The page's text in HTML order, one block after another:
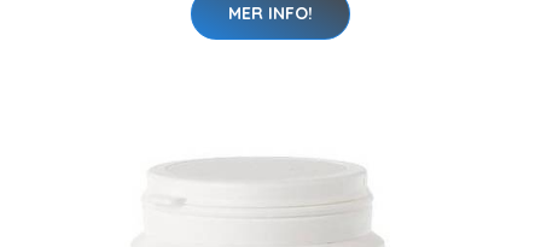
MER INFO!